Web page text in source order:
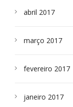
abril 2017
março 2017
fevereiro 2017
janeiro 2017